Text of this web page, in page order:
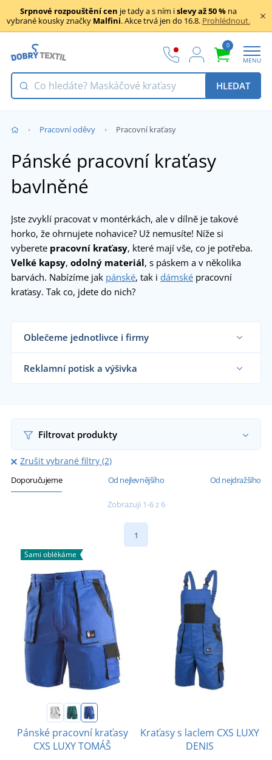
Srpnové rozpouštění cen je tady a s ním islevy až 50 % na
vybrané kousky značky Malfini. Akce trvá jen do 16.8. Prohlédnout.
0
MENU
HLEDAT
Pracovní oděvy Pracovní kraťasy
Pánské pracovní kraťasy
bavlněné
Jste zvyklí pracovat v montérkách, ale v dílně je takové
horko, že ohrnujete nohavice? Už nemusíte! Níže si
vyberete pracovní kraťasy, které mají vše, co je potřeba.
Velké kapsy, odolný materiál, s páskem a v několika
barvách. Nabízíme jak pánské, tak i dámské pracovní
kraťasy. Tak co, jdete do nich?
Oblečeme jednotlivce i firmy
Dodáváme pracovní kraťasy řemeslníkům, velkým
výrobním firmám i koncovým zákazníkům již od 1
kusu.
Chci vědět více
Reklamní potisk a výšivka
Filtrovat produkty
Zrušit vybrané filtry (2)
Doporučujeme Od nejlevnějšího Od nejdražšího
Zobrazuji 1-6 z 6
1
Sami oblékáme
Pánské pracovní kraťasy
CXS LUXY TOMÁŠ
Kraťasy s laclem CXS LUXY
DENIS